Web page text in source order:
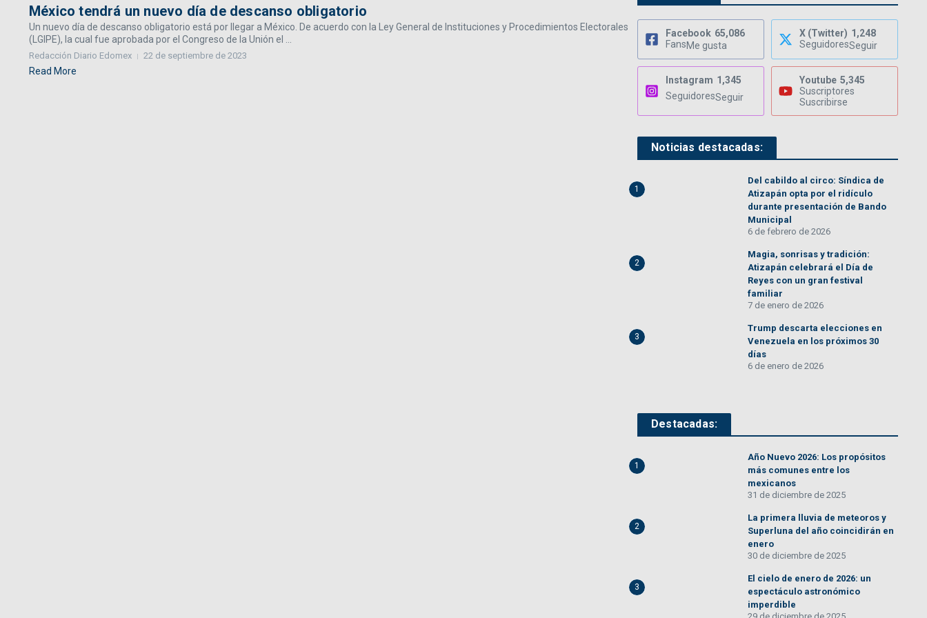
México tendrá un nuevo día de descanso obligatorio
Un nuevo día de descanso obligatorio está por llegar a México. De acuerdo con la Ley General de Instituciones y Procedimientos Electorales
(LGIPE), la cual fue aprobada por el Congreso de la Unión el ...
Redacción Diario Edomex 22 de septiembre de 2023
Read More
Facebook 65,086
FansMe gusta
X (Twitter) 1,248
SeguidoresSeguir
Instagram 1,345
SeguidoresSeguir
Youtube 5,345
Suscriptores
Suscribirse
Noticias destacadas:
1
Del cabildo al circo: Síndica de
Atizapán opta por el ridículo
durante presentación de Bando
Municipal
6 de febrero de 2026
2
Magia, sonrisas y tradición:
Atizapán celebrará el Día de
Reyes con un gran festival
familiar
7 de enero de 2026
3
Trump descarta elecciones en
Venezuela en los próximos 30
días
6 de enero de 2026
Destacadas:
1
Año Nuevo 2026: Los propósitos
más comunes entre los
mexicanos
31 de diciembre de 2025
2
La primera lluvia de meteoros y
Superluna del año coincidirán en
enero
30 de diciembre de 2025
3
El cielo de enero de 2026: un
espectáculo astronómico
imperdible